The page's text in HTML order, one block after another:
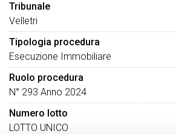
Tribunale
Velletri
Tipologia procedura
Esecuzione Immobiliare
Ruolo procedura
N° 293 Anno 2024
Numero lotto
LOTTO UNICO